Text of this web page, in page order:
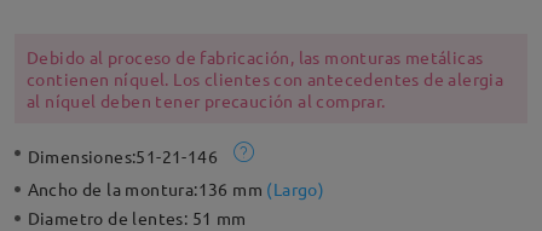
Debido al proceso de fabricación, las monturas metálicas
contienen níquel. Los clientes con antecedentes de alergia
al níquel deben tener precaución al comprar.
Dimensiones:51-21-146
Ancho de la montura:136 mm (Largo)
Diametro de lentes: 51 mm